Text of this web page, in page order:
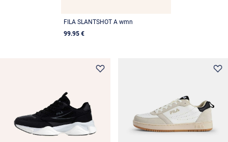
FILA SLANTSHOT A wmn
99.95 €